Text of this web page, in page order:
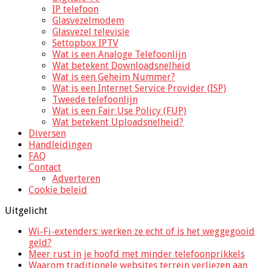
IP telefoon
Glasvezelmodem
Glasvezel televisie
Settopbox IPTV
Wat is een Analoge Telefoonlijn
Wat betekent Downloadsnelheid
Wat is een Geheim Nummer?
Wat is een Internet Service Provider (ISP)
Tweede telefoonlijn
Wat is een Fair Use Policy (FUP)
Wat betekent Uploadsnelheid?
Diversen
Handleidingen
FAQ
Contact
Adverteren
Cookie beleid
Uitgelicht
Wi-Fi-extenders: werken ze echt of is het weggegooid
geld?
Meer rust in je hoofd met minder telefoonprikkels
Waarom traditionele websites terrein verliezen aan